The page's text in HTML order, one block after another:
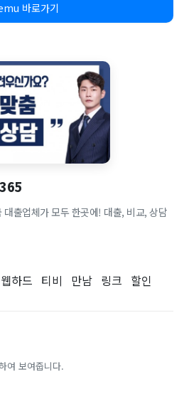
바로가기
출업체가 모두 한곳에! 대출, 비교, 상담
웹하드 티비 만남 링크 할인
여 보여줍니다.